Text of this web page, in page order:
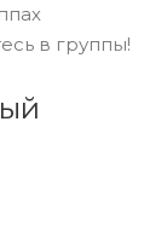
в группы!